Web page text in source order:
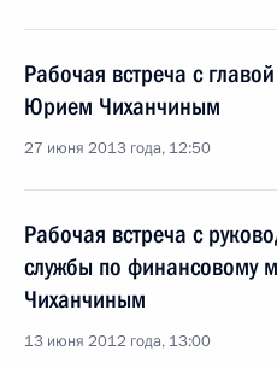
Рабочая встреча с
Юрием Чиханчиным
27 июня 2013 года, 12:50
Рабочая встреча с
службы по финансовому
Чиханчиным
13 июня 2012 года, 13:00